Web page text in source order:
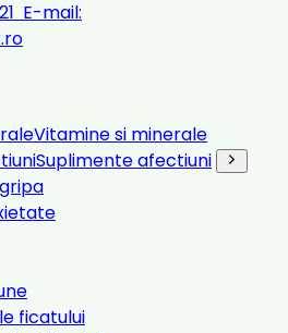
E-mail:
Vitamine si minerale
Suplimente afectiuni
ficatului